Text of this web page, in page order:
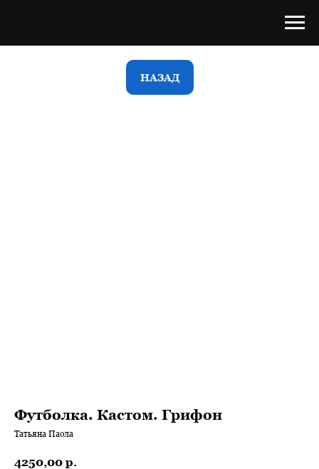
НАЗАД
Футболка. Кастом. Грифон
Татьяна Паола
4250,00 р.